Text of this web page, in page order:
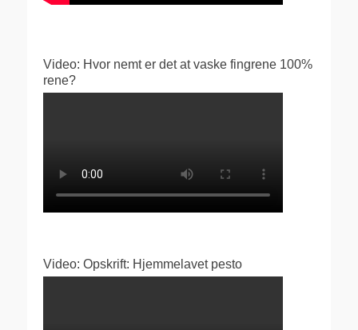
Video: Hvor nemt er det at vaske fingrene 100%
rene?
Video: Opskrift: Hjemmelavet pesto